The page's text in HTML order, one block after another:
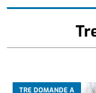
TRE DOMANDE A